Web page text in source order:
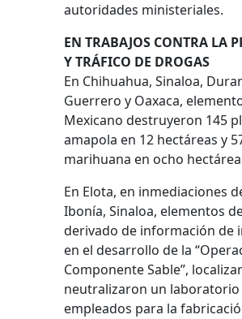
autoridades ministeriales.
EN TRABAJOS CONTRA LA
Y TRÁFICO DE DROGAS
En Chihuahua, Sinaloa,
Guerrero y Oaxaca,
Mexicano destruyeron 145
amapola en 12 hectáreas y
marihuana en ocho
En Elota, en inmediaciones
Ibonía, Sinaloa, elementos
derivado de información de
en el desarrollo de la
Componente Sable”,
neutralizaron un
empleados para la